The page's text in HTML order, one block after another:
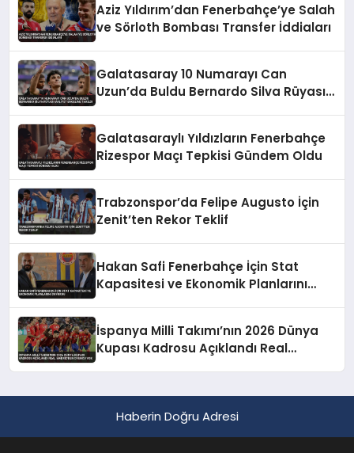
Aziz Yıldırım’dan Fenerbahçe’ye Salah
ve Sörloth Bombası Transfer İddiaları
Galatasaray 10 Numarayı Can
Uzun’da Buldu Bernardo Silva Rüyası
Galatasaraylı Yıldızların Fenerbahçe
Rizespor Maçı Tepkisi Gündem Oldu
Trabzonspor’da Felipe Augusto İçin
Zenit’ten Rekor Teklif
Hakan Safi Fenerbahçe İçin Stat
Kapasitesi ve Ekonomik Planlarını
İspanya Milli Takımı’nın 2026 Dünya
Kupası Kadrosu Açıklandı Real
Haberin Doğru Adresi